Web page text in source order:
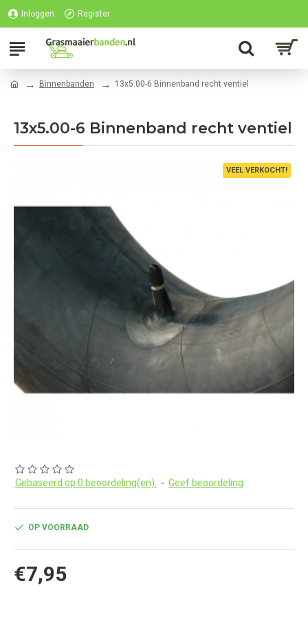
Inloggen Register
Binnenbanden 13x5.00-6 Binnenband recht ventiel
13x5.00-6 Binnenband recht ventiel
VEEL VERKOCHT!
Gebaseerd op 0 beoordeling(en). - Geef beoordeling
€7,95
OP VOORRAAD